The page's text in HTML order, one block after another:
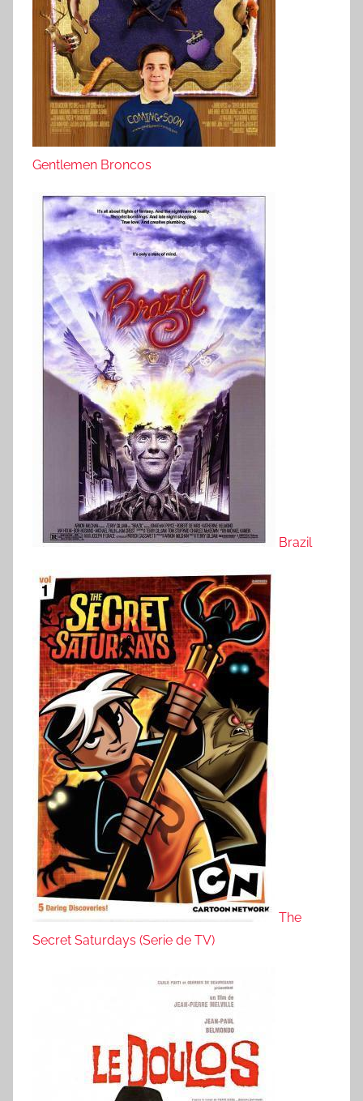
Gentlemen Broncos
Brazil
The
Secret Saturdays (Serie de TV)